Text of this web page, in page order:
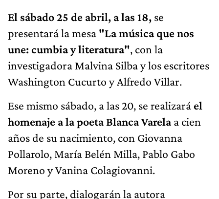
El sábado 25 de abril, a las 18, se
presentará la mesa "La música que nos
une: cumbia y literatura", con la
investigadora Malvina Silba y los escritores
Washington Cucurto y Alfredo Villar.
Ese mismo sábado, a las 20, se realizará el
homenaje a la poeta Blanca Varelaa cien
años de su nacimiento, con Giovanna
Pollarolo, María Belén Milla, Pablo Gabo
Moreno y Vanina Colagiovanni.
Por su parte, dialogarán la autora